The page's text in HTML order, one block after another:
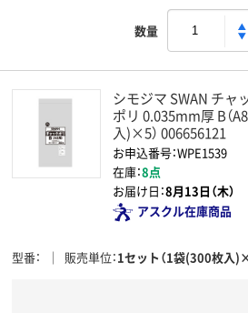
数量
シモジマ SWAN チャ
ポリ 0.035mm厚 B（
入)×5） 006656121
お申込番号：WPE1539
在庫：8点
お届け日：8月13日（木）
アスクル在庫商品
型番 販売単位 1セット（1袋(300枚入